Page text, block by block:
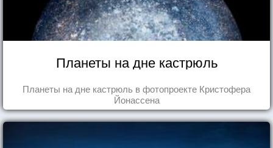
Планеты на дне кастрюль
Планеты на дне кастрюль в фотопроекте Кристофера
Йонассена